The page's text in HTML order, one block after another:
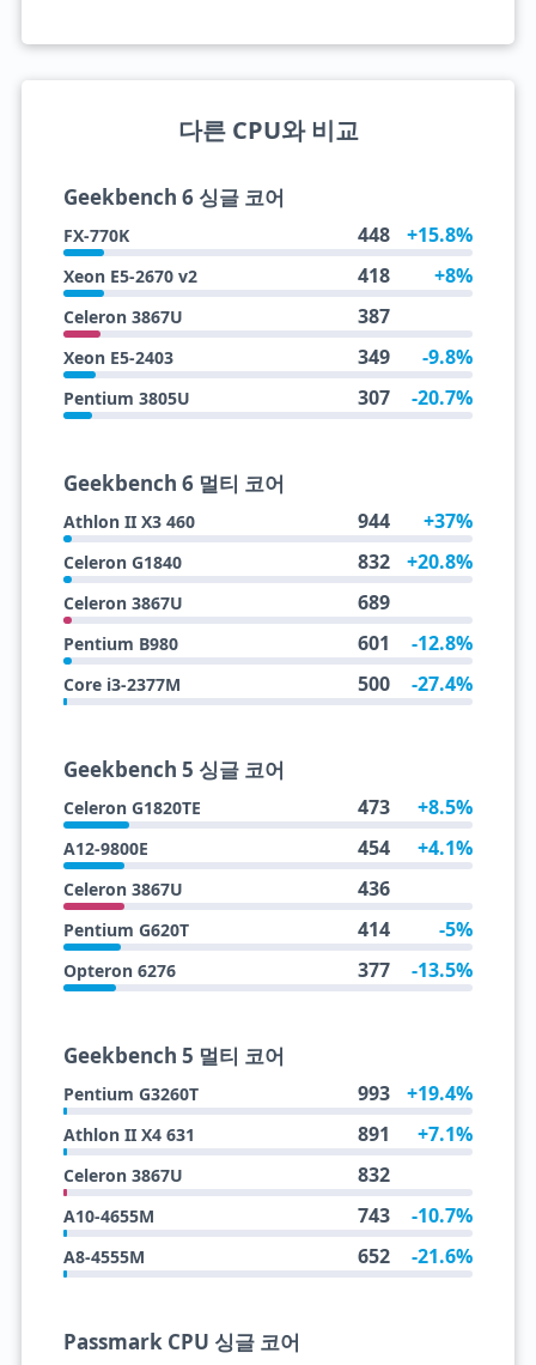
다른 CPU와 비교
Geekbench 6 싱글 코어
FX-770K 448 +15.8%
Xeon E5-2670 v2 418 +8%
Celeron 3867U 387
Xeon E5-2403 349 -9.8%
Pentium 3805U 307 -20.7%
Geekbench 6 멀티 코어
Athlon II X3 460 944 +37%
Celeron G1840 832 +20.8%
Celeron 3867U 689
Pentium B980 601 -12.8%
Core i3-2377M 500 -27.4%
Geekbench 5 싱글 코어
Celeron G1820TE 473 +8.5%
A12-9800E 454 +4.1%
Celeron 3867U 436
Pentium G620T 414 -5%
Opteron 6276 377 -13.5%
Geekbench 5 멀티 코어
Pentium G3260T 993 +19.4%
Athlon II X4 631 891 +7.1%
Celeron 3867U 832
A10-4655M 743 -10.7%
A8-4555M 652 -21.6%
Passmark CPU 싱글 코어